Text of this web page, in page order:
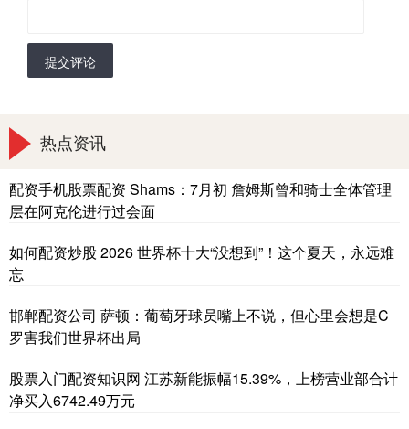
提交评论
热点资讯
配资手机股票配资 Shams：7月初 詹姆斯曾和骑士全体管理
层在阿克伦进行过会面
如何配资炒股 2026 世界杯十大“没想到”！这个夏天，永远难
忘
邯郸配资公司 萨顿：葡萄牙球员嘴上不说，但心里会想是C
罗害我们世界杯出局
股票入门配资知识网 江苏新能振幅15.39%，上榜营业部合计
净买入6742.49万元